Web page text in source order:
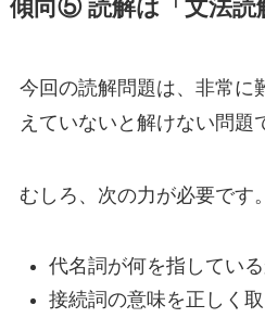
傾向⑤ 読解は「文法読
今回の読解問題は、非常に
えていないと解けない問題
むしろ、次の力が必要です。
代名詞が何を指してい
接続詞の意味を正しく